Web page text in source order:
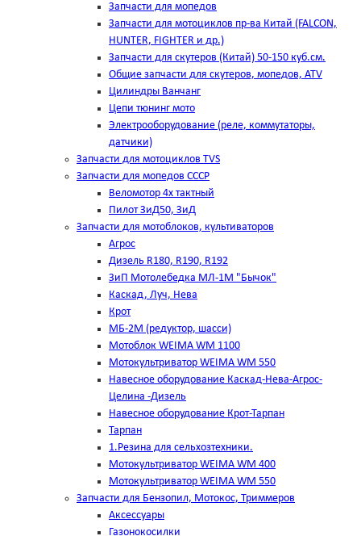
Запчасти для мопедов
Запчасти для мотоциклов пр-ва Китай (FALCON,
HUNTER, FIGHTER и др.)
Запчасти для скутеров (Китай) 50-150 куб.см.
Общие запчасти для скутеров, мопедов, ATV
Цилиндры Ванчанг
Цепи тюнинг мото
Электрооборудование (реле, коммутаторы,
датчики)
Запчасти для мотоциклов TVS
Запчасти для мопедов СССР
Веломотор 4х тактный
Пилот ЗиД50, ЗиД
Запчасти для мотоблоков, культиваторов
Агрос
Дизель R180, R190, R192
ЗиП Мотолебедка МЛ-1М "Бычок"
Каскад, Луч, Нева
Крот
МБ-2М (редуктор, шасси)
Мотоблок WEIMA WM 1100
Мотокультриватор WEIMA WM 550
Навесное оборудование Каскад-Нева-Агрос-
Целина -Дизель
Навесное оборудование Крот-Тарпан
Тарпан
1.Резина для сельхозтехники.
Мотокультриватор WEIMA WM 400
Мотокультриватор WEIMA WM 550
Запчасти для Бензопил, Мотокос, Триммеров
Аксессуары
Газонокосилки